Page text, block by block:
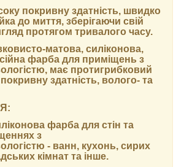
покривну здатність, швидко
до миття, зберігаючи свій
протягом тривалого часу.
матова, силіконова,
фарба для приміщень з
має протигрибковий
здатність, волого- та
фарба для стін та
з
- ванн, кухонь, сирих
кімнат та інше.